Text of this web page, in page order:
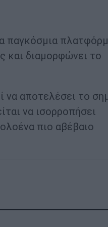
παγκόσμια
και διαμορφώνει το
να αποτελέσει το
να ισορροπήσει
πιο αβέβαιο